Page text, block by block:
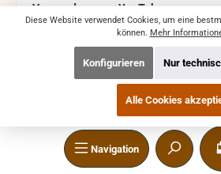
Navigation
Verwendung von YouTube
Wir verwenden auf unserer Website
Einbettung von YouTube-Videos der
(Gordon House, Barrow Street, Dublin
“Google”) verbundenes Unternehmen.
Die Funktion zeigt bei YouTube
iFrame auf der Website an. Dabei ist
Datenschutzmodus“ aktiviert.
Diese Website verwendet Cookies, um eine
können. Mehr
Nur
Konfigurieren
Alle Cookies